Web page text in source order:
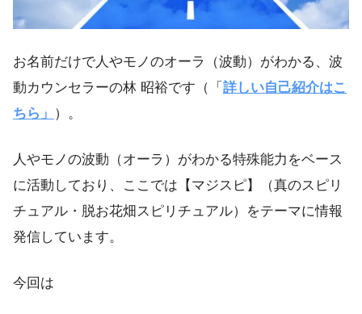
お名前だけで人やモノのオーラ（波動）がわかる、波
動カウンセラーの林 昭裕です（「 詳しい自己紹介はこ
ちら」 ）。
人やモノの波動（オーラ）がわかる特殊能力をベース
に活動しており、ここでは【マジスピ】（真のスピリ
チュアル・脱お花畑スピリチュアル）をテーマに情報
発信しています。
今回は